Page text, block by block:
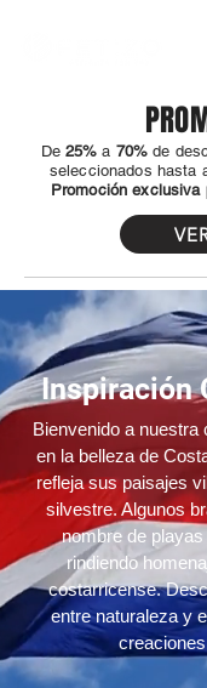
​De 25%a 70%de
seleccionados hasta
Promoción exclusiva
Inspiración
Bienvenido a nuestra
en la belleza de
refleja sus paisajes
silvestre. Algunos
nombre de
rindiendo
costarricense.
entre naturaleza y